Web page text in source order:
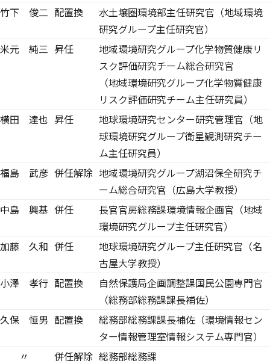
竹下 俊二 配置換
水土壌圏環境部主任研究官（地域環境
研究グループ主任研究官）
米元 純三 昇任
地域環境研究グループ化学物質健康リ
スク評価研究チーム総合研究官
（地域環境研究グループ化学物質健康
リスク評価研究チーム主任研究員）
横田 達也 昇任
地球環境研究センター研究管理官（地
球環境研究グループ衛星観測研究チー
ム主任研究員）
福島 武彦 併任解除 地域環境研究グループ湖沼保全研究チ
ーム総合研究官（広島大学教授）
中島 興基 併任
長官官房総務課環境情報企画官（地域
環境研究グループ主任研究官）
加藤 久和 併任
地球環境研究グループ主任研究官（名
古屋大学教授）
小澤 孝行 配置換
自然保護局企画調整課国民公園専門官
（総務部総務課課長補佐）
久保 恒男 配置換
総務部総務課課長補佐（環境情報セン
ター情報管理室情報システム専門官）
〃
併任解除 総務部総務課